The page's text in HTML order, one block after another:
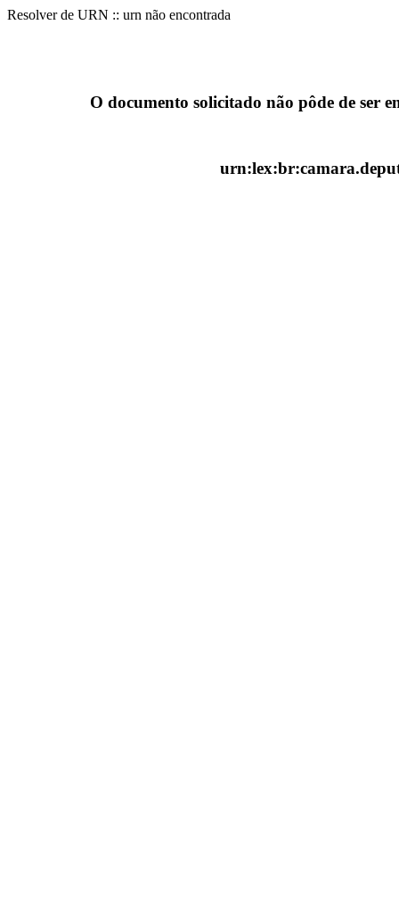
Resolver de URN :: urn não encontrada
O documento solicitado não pôde de ser